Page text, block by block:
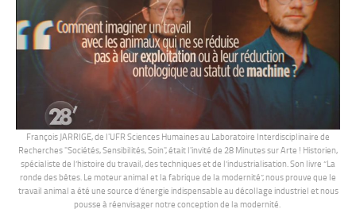
François JARRIGE, de l'UFR Sciences Humaines au Laboratoire Interdisciplinaire de
Recherches "Sociétés, Sensibilités, Soin", était l'invité de 28 Minutes sur Arte ! Historien,
spécialiste de l’histoire du travail, des techniques et de l’industrialisation. Son livre “La
ronde des bêtes. Le moteur animal et la fabrique de la modernité”, nous prouve que le
travail animal a été une source d’énergie indispensable au décollage industriel et nous
pousse à réenvisager notre conception de la modernité.